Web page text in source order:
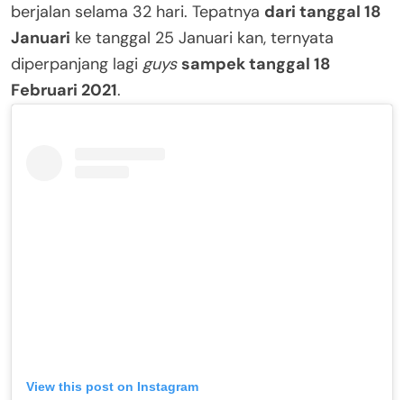
berjalan selama 32 hari. Tepatnya dari tanggal 18
Januari ke tanggal 25 Januari kan, ternyata
diperpanjang lagi guys sampek tanggal 18
Februari 2021.
View this post on Instagram